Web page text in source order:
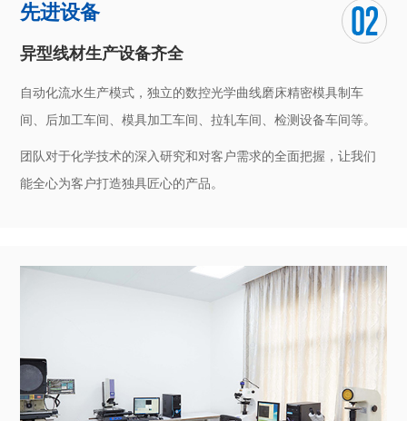
先进设备
异型线材生产设备齐全
自动化流水生产模式，独立的数控光学曲线磨床精密模具制车
间、后加工车间、模具加工车间、拉轧车间、检测设备车间等。
团队对于化学技术的深入研究和对客户需求的全面把握，让我们
能全心为客户打造独具匠心的产品。